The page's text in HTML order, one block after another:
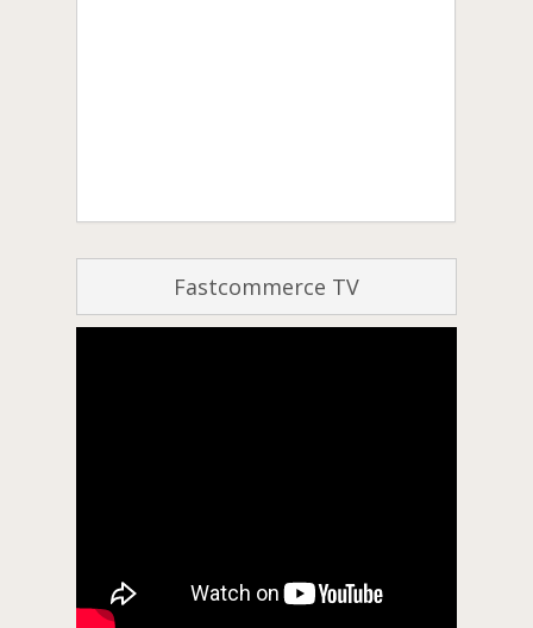
Fastcommerce TV